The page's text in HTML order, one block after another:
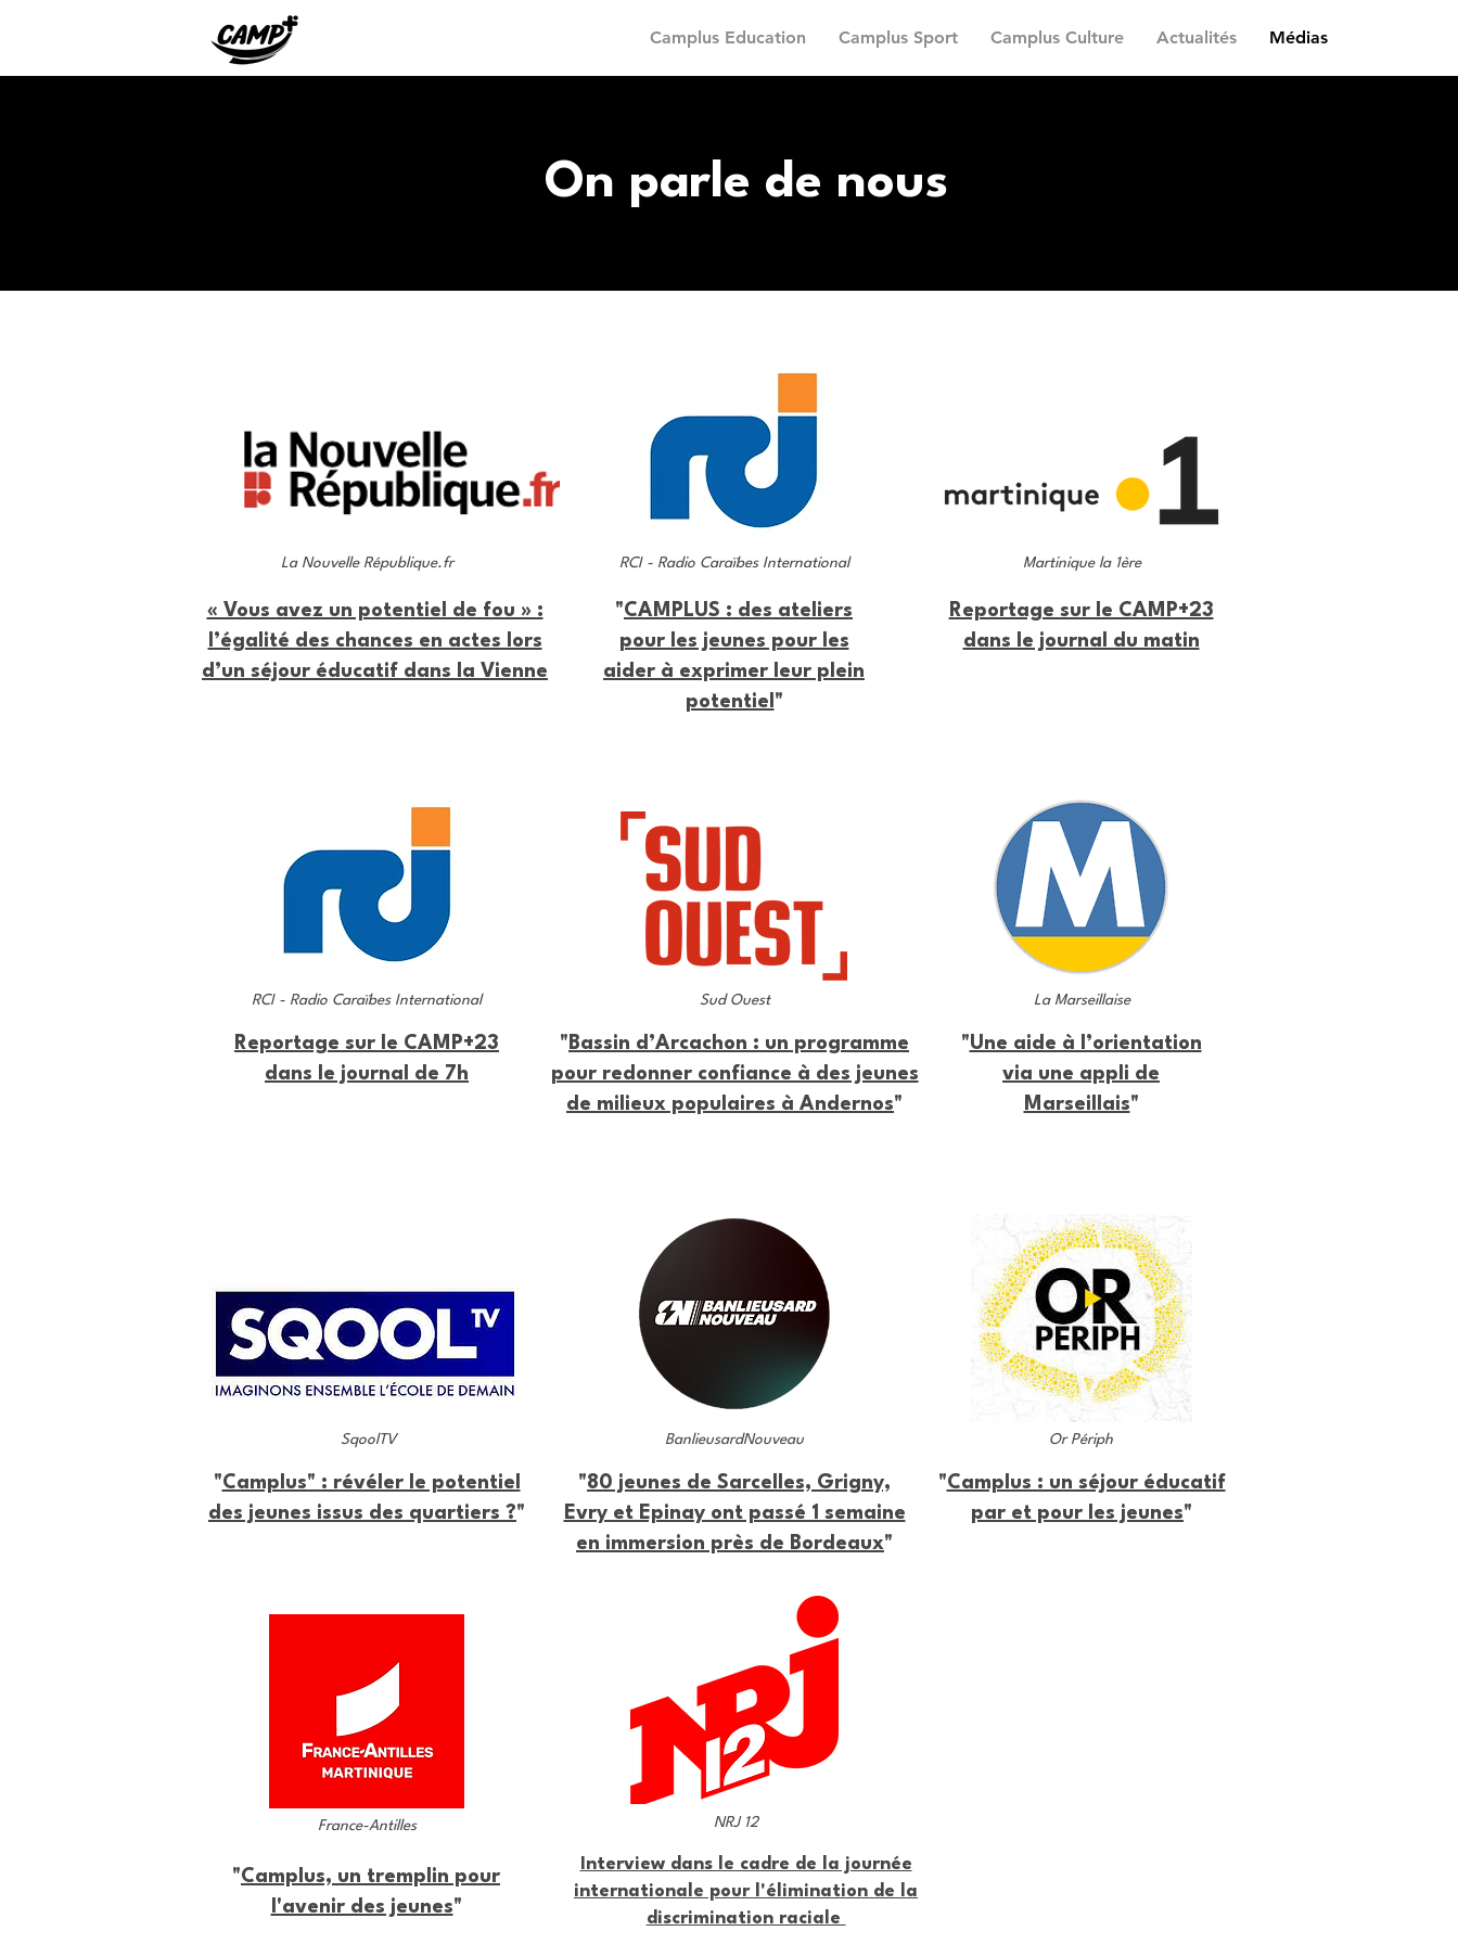
Camplus Education Camplus Sport Camplus Culture Actualités Médias
On parle de nous
La Nouvelle République.fr Martinique la 1ère
RCI - Radio Caraïbes International
« Vous avez un potentiel de fou » :
l’égalité des chances en actes lors
d’un séjour éducatif dans la Vienne
"CAMPLUS : des ateliers
pour les jeunes pour les
aider à exprimer leur plein
potentiel "
Reportage sur le CAMP+23
dans le journal du matin
Sud Ouest La Marseillaise
RCI - Radio Caraïbes International
Reportage sur le CAMP+23
dans le journal de 7h
" Bassin d’Arcachon : un programme
pour redonner confiance à des jeunes
de milieux populaires à Andernos"
"Une aide à l’orientation
via une appli de
Marseillais"
SqoolTV
"Camplus" : révéler le potentiel
des jeunes issus des quartiers ?"
BanlieusardNouveau Or Périph
"80 jeunes de Sarcelles, Grigny,
Evry et Epinay ont passé 1 semaine
en immersion près de Bordeaux"
"Camplus : un séjour éducatif
par et pour les jeunes"
NRJ 12
Interview dans le cadre de la journée
internationale pour l'élimination de la
discrimination raciale
France-Antilles
"Camplus, un tremplin pour
l'avenir des jeunes"